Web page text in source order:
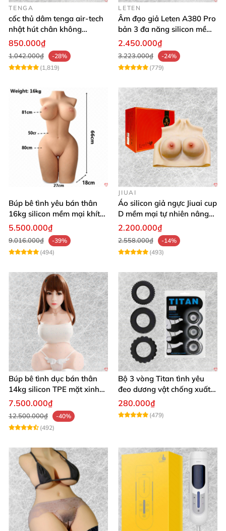
TENGA
cốc thủ dâm tenga air-tech
nhật hút chân không
silicone cao cấp nam
850.000₫
1.042.000₫
-28%
(1,819)
LETEN
Âm đạo giả Leten A380 Pro
bản 3 đa năng silicon mềm
mại
2.450.000₫
3.223.000₫
-24%
(779)
Búp bê tình yêu bán thân
16kg silicon mềm mại khít
hồng
5.500.000₫
9.016.000₫
-39%
(494)
JIUAI
Áo silicon giả ngực Jiuai cup
D mềm mại tự nhiên nâng
ngực
2.200.000₫
2.558.000₫
-14%
(493)
Búp bê tình dục bán thân
14kg silicon TPE mặt xinh
trắng hồng
7.500.000₫
12.500.000₫
-40%
(492)
Bộ 3 vòng Titan tình yêu
đeo dương vật chống xuất
tinh sớm chất liệu silicon y
tế
280.000₫
(479)